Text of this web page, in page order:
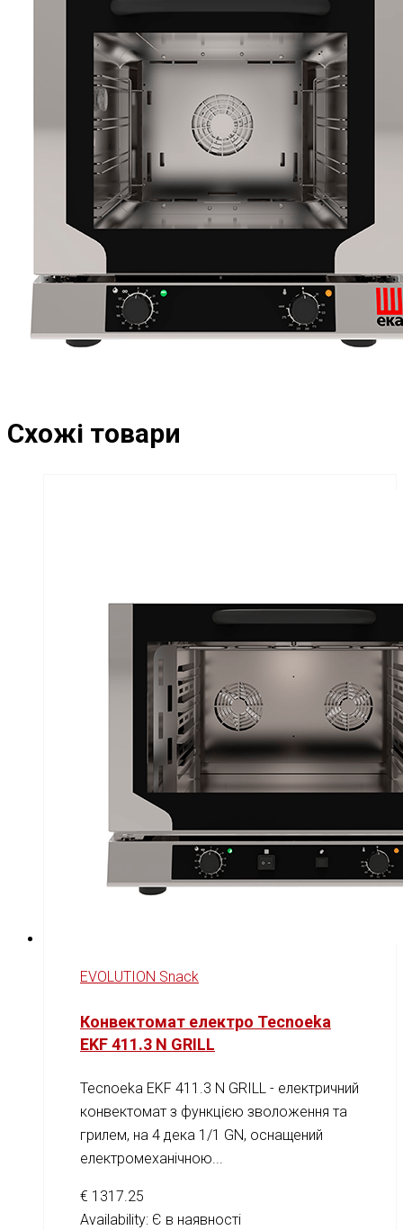
Схожі товари
EVOLUTION Snack
Конвектомат електро Tecnoeka
EKF 411.3 N GRILL
Tecnoeka EKF 411.3 N GRILL - електричний
конвектомат з функцією зволоження та
грилем, на 4 дека 1/1 GN, оснащений
електромеханічною...
€ 1317.25
Availability: Є в наявності